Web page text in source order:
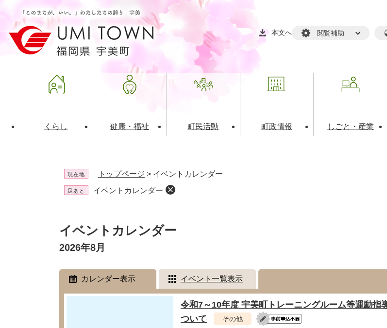
ーニ
本文へ 閲覧補助
くらし 健康・福祉 町民活動
共働・ボランティア
町政情報 しごと・産業
現在地 トップページ > イベントカレンダー
足あと イベントカレンダー
文
イベントカレンダー
2026年8月
カレンダー表示 イベント一覧表示
令和7～10年度 宇美町トレーニングルーム等運動
ついて
その他